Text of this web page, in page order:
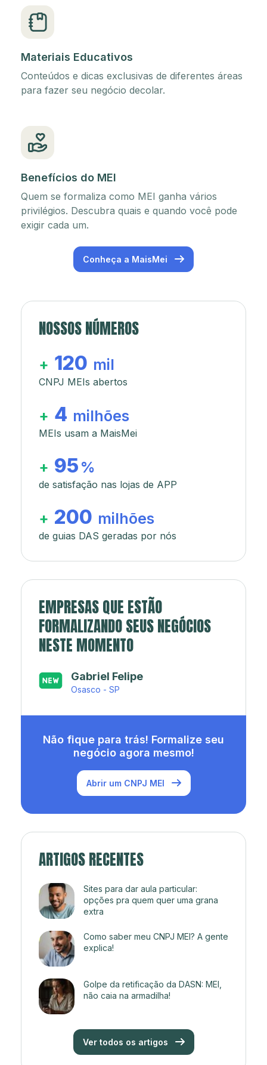
Materiais Educativos
Conteúdos e dicas exclusivas de diferentes áreas
para fazer seu negócio decolar.
Benefícios do MEI
Quem se formaliza como MEI ganha vários
privilégios. Descubra quais e quando você pode
exigir cada um.
Conheça a MaisMei
NOSSOS NÚMEROS
+ 120 mil
CNPJ MEIs abertos
+ 4 milhões
MEIs usam a MaisMei
+ 95 %
de satisfação nas lojas de APP
+ 200 milhões
de guias DAS geradas por nós
EMPRESAS QUE ESTÃO
FORMALIZANDO SEUS NEGÓCIOS
NESTE MOMENTO
Japa’s açaí e sorveteria
Rio de Janeiro - RJ
Não fique para trás! Formalize seu
negócio agora mesmo!
Abrir um CNPJ MEI
ARTIGOS RECENTES
Sites para dar aula particular:
opções pra quem quer uma grana
extra
Como saber meu CNPJ MEI? A gente
explica!
Golpe da retificação da DASN: MEI,
não caia na armadilha!
Ver todos os artigos